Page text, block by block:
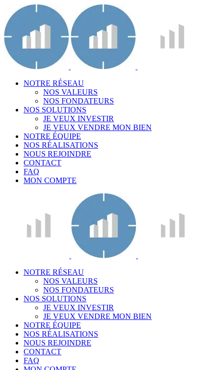
NOTRE RÉSEAU
NOS VALEURS
NOS FONDATEURS
NOS SOLUTIONS
JE VEUX INVESTIR
JE VEUX VENDRE MON BIEN
NOTRE ÉQUIPE
NOS RÉALISATIONS
NOUS REJOINDRE
CONTACT
FAQ
MON COMPTE
NOTRE RÉSEAU
NOS VALEURS
NOS FONDATEURS
NOS SOLUTIONS
JE VEUX INVESTIR
JE VEUX VENDRE MON BIEN
NOTRE ÉQUIPE
NOS RÉALISATIONS
NOUS REJOINDRE
CONTACT
FAQ